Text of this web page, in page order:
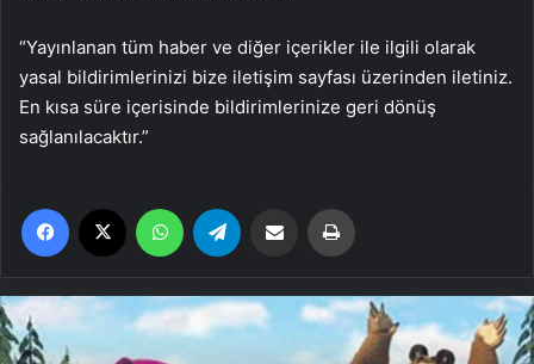
“Yayınlanan tüm haber ve diğer içerikler ile ilgili olarak
yasal bildirimlerinizi bize iletişim sayfası üzerinden iletiniz.
En kısa süre içerisinde bildirimlerinize geri dönüş
sağlanılacaktır.”
Facebook WhatsApp Email'den paylaş